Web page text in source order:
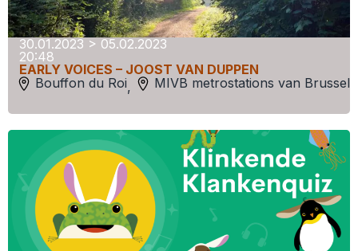
30.01.2023 > 05.02.2023
20:48
EARLY VOICES – JOOST VAN DUPPEN
Bouffon du Roi, MIVB metrostations van Brussel